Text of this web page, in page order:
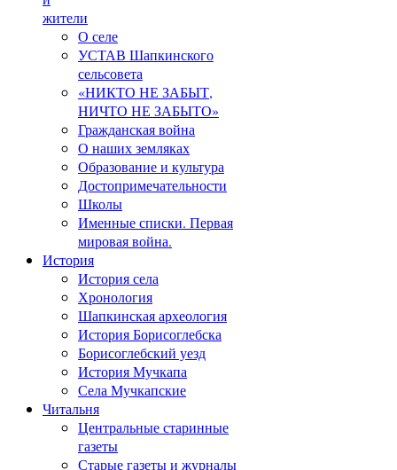
жители
О селе
УСТАВ Шапкинского
сельсовета
«НИКТО НЕ ЗАБЫТ,
НИЧТО НЕ ЗАБЫТО»
Гражданская война
О наших земляках
Образование и культура
Достопримечательности
Школы
Именные списки. Первая
мировая война.
История
История села
Хронология
Шапкинская археология
История Борисоглебска
Борисоглебский уезд
История Мучкапа
Села Мучкапские
Читальня
Центральные старинные
газеты
Старые газеты и журналы